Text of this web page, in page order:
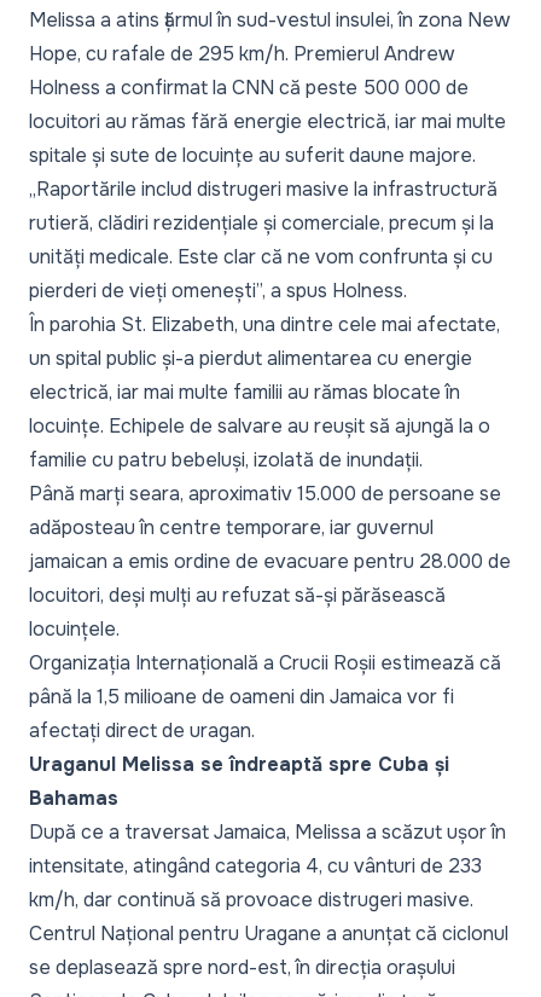
Melissa a atins țărmul în sud-vestul insulei, în zona New
Hope, cu rafale de 295 km/h. Premierul Andrew
Holness a confirmat la CNN că peste 500 000 de
locuitori au rămas fără energie electrică, iar mai multe
spitale și sute de locuințe au suferit daune majore.
„Raportările includ distrugeri masive la infrastructură
rutieră, clădiri rezidențiale și comerciale, precum și la
unități medicale. Este clar că ne vom confrunta și cu
pierderi de vieți omenești”, a spus Holness.
În parohia St. Elizabeth, una dintre cele mai afectate,
un spital public și-a pierdut alimentarea cu energie
electrică, iar mai multe familii au rămas blocate în
locuințe. Echipele de salvare au reușit să ajungă la o
familie cu patru bebeluși, izolată de inundații.
Până marți seara, aproximativ 15.000 de persoane se
adăposteau în centre temporare, iar guvernul
jamaican a emis ordine de evacuare pentru 28.000 de
locuitori, deși mulți au refuzat să-și părăsească
locuințele.
Organizația Internațională a Crucii Roșii estimează că
până la 1,5 milioane de oameni din Jamaica vor fi
afectați direct de uragan.
Uraganul Melissa se îndreaptă spre Cuba și
Bahamas
După ce a traversat Jamaica, Melissa a scăzut ușor în
intensitate, atingând categoria 4, cu vânturi de 233
km/h, dar continuă să provoace distrugeri masive.
Centrul Național pentru Uragane a anunțat că ciclonul
se deplasează spre nord-est, în direcția orașului